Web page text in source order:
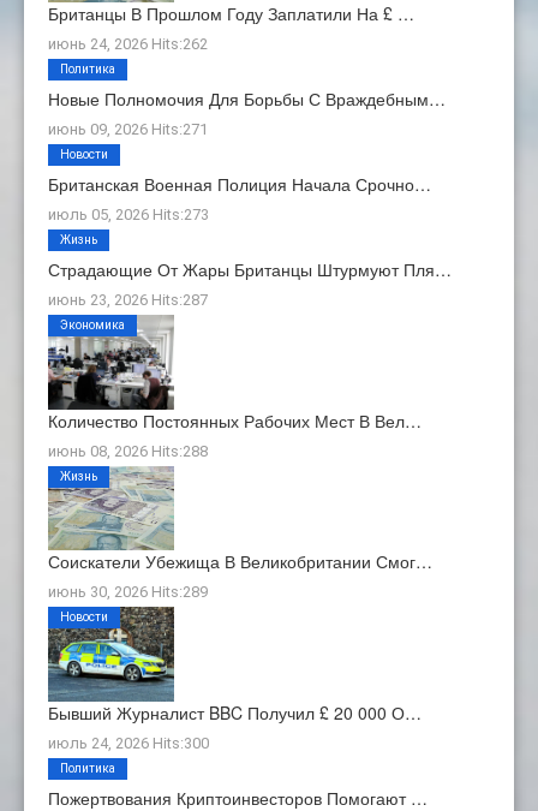
Британцы В Прошлом Году Заплатили На £ …
июнь 24, 2026 Hits:262
Новые Полномочия Для Борьбы С Враждебным…
июнь 09, 2026 Hits:271
Политика
Британская Военная Полиция Начала Срочно…
июль 05, 2026 Hits:273
Новости
Страдающие От Жары Британцы Штурмуют Пля…
июнь 23, 2026 Hits:287
Жизнь
Количество Постоянных Рабочих Мест В Вел…
июнь 08, 2026 Hits:288
Экономика
Соискатели Убежища В Великобритании Смог…
июнь 30, 2026 Hits:289
Жизнь
Бывший Журналист BBC Получил £ 20 000 О…
июль 24, 2026 Hits:300
Новости
Пожертвования Криптоинвесторов Помогают …
Политика